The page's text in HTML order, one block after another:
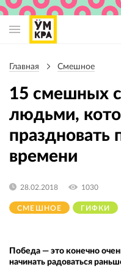
навигации
Главная Смешное
15 смешных
людьми,
праздновать
времени
СМЕШНОЕ ГИФКИ
28.02.2018 1030
Победа — это конечно
начинать радоваться